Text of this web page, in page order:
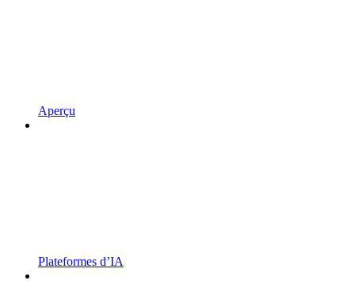
Aperçu
Plateformes d’IA